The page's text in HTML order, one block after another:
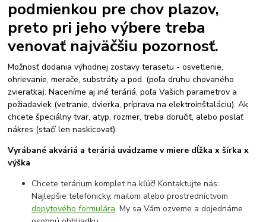
podmienkou pre chov plazov,
preto pri jeho výbere treba
venovať najväčšiu pozornosť.
Možnosť dodania výhodnej zostavy terasetu - osvetlenie,
ohrievanie, merače, substráty a pod. (poľa druhu chovaného
zvieratka). Naceníme aj iné teráriá, poľa Vašich parametrov a
požiadaviek (vetranie, dvierka, príprava na elektroinštaláciu). Ak
chcete špeciálny tvar, atyp, rozmer, treba doručiť, alebo poslať
nákres (stačí len naskicovať).
Vyrábané akváriá a teráriá uvádzame v miere dĺžka x šírka x
výška
Chcete terárium komplet na kľúč! Kontaktujte nás:
Najlepšie telefonicky, mailom alebo prostredníctvom
dopytového formulára. My sa Vám ozveme a dojednáme